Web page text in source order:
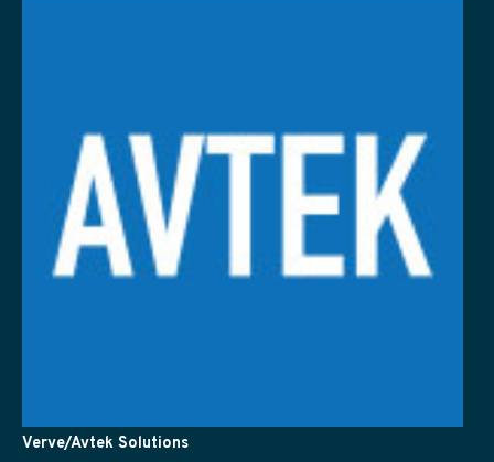
Verve/Avtek Solutions